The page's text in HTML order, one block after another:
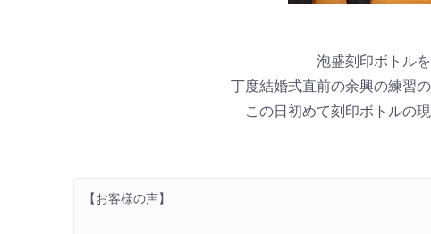
泡盛刻印ボトル
丁度結婚式直前の余興の練習
この日初めて刻印ボトルの
【お客様の声】